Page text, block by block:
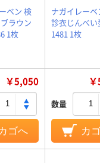
ベン 検
ラウン
1枚
ナガイレーベ
診衣じんべい
1481 1枚
￥5,050
ゴへ
数量
カ